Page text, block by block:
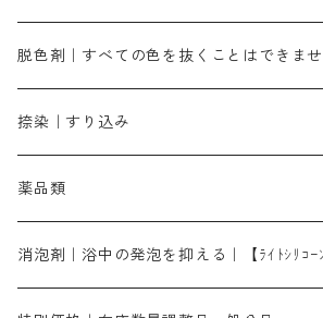
染料一覧ー500g入り
1kg
ピンクMB｜ピンク色
ローズMB｜鮮やかなピンク色）
スカイブルーMG｜緑みの空色
ターキスブルーHNG｜緑みの空色
ブラックMG（青みの黒色）
ネオホワイトR
片羽刷毛
洋型紙9番手｜中薄口｜約54cm×110cm
伸子
型洗いブラシ
芒硝｜綿・麻の染色に使用する。
アゾリン200％｜綿・麻・絹・羊毛・ナイロンの
レオニールEHC｜反応染料用
染料の浸透剤
ソルバライトS-70｜各種繊維の浸し染めに使用可
染料の定着向上剤
ライトフィックスAコンク｜綿・麻もしくは直接
シルクフィックス３A｜絹の染料定着向上剤
アルカリ剤｜反応染料用
ソーダ灰
染料溶解剤
ネオポールB－300｜反応染料のソーピング剤
仕上げ剤｜柔軟・平滑剤
白場汚染防止剤
カルボキシメチルセルロース（CMC）
海藻系
たんぱく質系
化学糊（PVA）
脱色剤｜すべての色を抜くことはできませ
脱色剤
全体脱色｜ハイドロサルファイトコンク
部分脱色｜デグロリンSコンク
脱色助剤｜浸透・複色抑制剤
メイプロガムNP｜にじみ防止剤
アミラヂンD｜浸透・複色抑制剤
捺染｜すり込み
染料溶解剤｜染料の均一な浸透・吸着を補
捺染糊
薬品類
ア行
消泡剤｜浴中の発泡を抑える｜【ﾗｲﾄｼﾘｺｰ